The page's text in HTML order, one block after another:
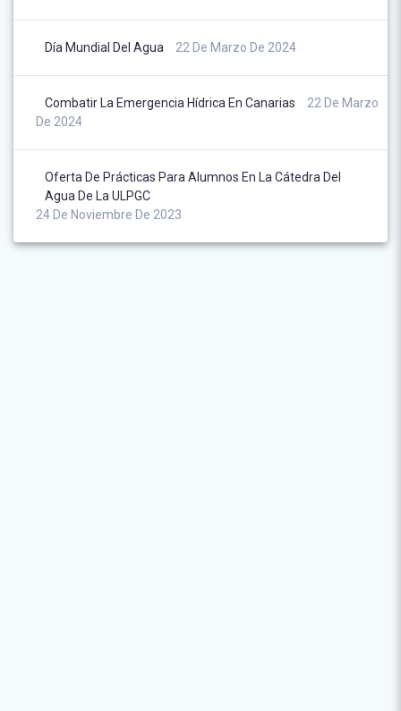
Día Mundial Del Agua 22 De Marzo De 2024
Combatir La Emergencia Hídrica En Canarias
22 De Marzo
De 2024
Oferta De Prácticas Para Alumnos En La Cátedra Del
Agua De La ULPGC
24 De Noviembre De 2023